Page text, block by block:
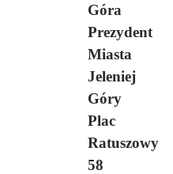
Góra
Prezydent
Miasta
Jeleniej
Góry
Plac
Ratuszowy
58